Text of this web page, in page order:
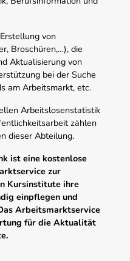
von
Broschüren,…), die
Aktualisierung von
bei der Suche
am Arbeitsmarkt, etc.
Arbeitslosenstatistik
zählen
dieser Abteilung.
ist eine kostenlose
zur
Kursinstitute ihre
einpflegen und
Arbeitsmarktservice
für die Aktualität